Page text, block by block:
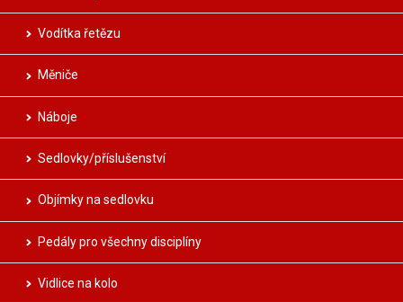
Vodítka řetězu
Měniče
Náboje
Sedlovky/příslušenství
Objímky na sedlovku
Pedály pro všechny disciplíny
Vidlice na kolo